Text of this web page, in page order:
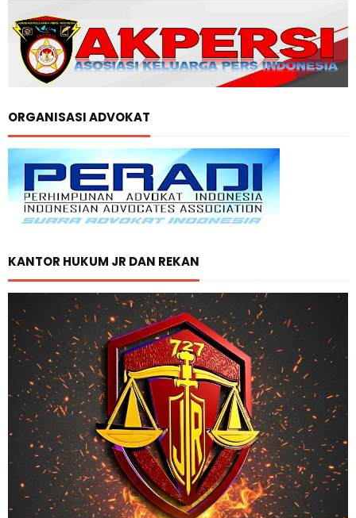
ORGANISASI ADVOKAT
KANTOR HUKUM JR DAN REKAN